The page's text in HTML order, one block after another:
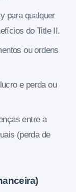
para qualquer
do Title II.
ou ordens
e perda ou
entre a
(perda de